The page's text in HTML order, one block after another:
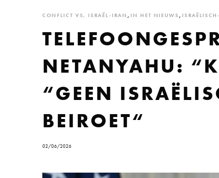
CONFLICT VS, ISRAËL-IRAN , IN HET NIEUWS ,
NETANYAHU:
“GEEN
BEIROET“
02/06/2026